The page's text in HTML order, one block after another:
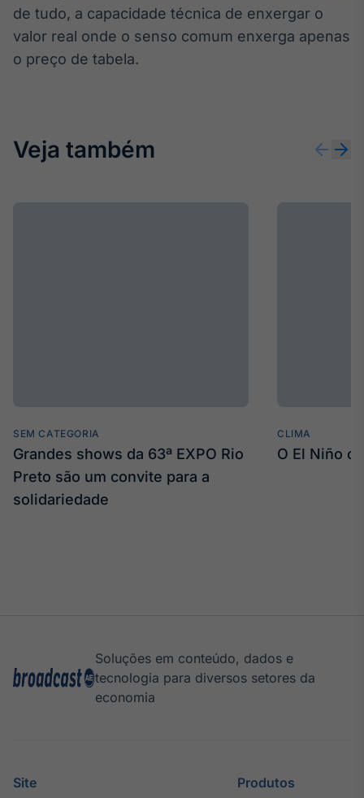
de tudo, a capacidade técnica de enxergar o
valor real onde o senso comum enxerga apenas
o preço de tabela.
Veja também
SEM CATEGORIA
Grandes shows da 63ª EXPO Rio
Preto são um convite para a
solidariedade
CLIMA
O El Niño
Soluções em conteúdo, dados e
tecnologia para diversos setores da
economia
Site Produtos